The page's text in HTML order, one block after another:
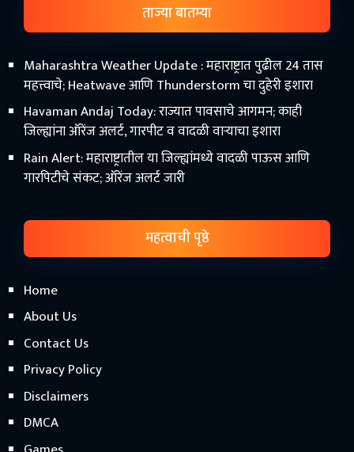
ताज्या बातम्या
Maharashtra Weather Update : महाराष्ट्रात पुढील 24 तास
महत्त्वाचे; Heatwave आणि Thunderstorm चा दुहेरी इशारा
Havaman Andaj Today: राज्यात पावसाचे आगमन; काही
जिल्ह्यांना ऑरेंज अलर्ट, गारपीट व वादळी वाऱ्याचा इशारा
Rain Alert: महाराष्ट्रातील या जिल्ह्यांमध्ये वादळी पाऊस आणि
गारपिटीचे संकट; ऑरेंज अलर्ट जारी
महत्वाची पृष्ठे
Home
About Us
Contact Us
Privacy Policy
Disclaimers
DMCA